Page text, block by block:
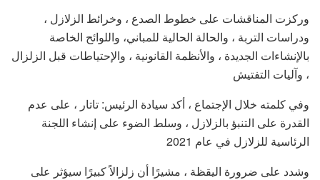
وركزت المناقشات على خطوط الصدع ، وخرائط الزلازل ،
ودراسات التربة ، والحالة الحالية للمباني، واللوائح الخاصة
بالإنشاءات الجديدة ، والأنظمة القانونية ، والإحتياطات قبل الزلزال
، وآليات التفتيش
وفي كلمته خلال الإجتماع ، أكد سيادة الرئيس: تاتار ، على عدم
القدرة على التنبؤ بالزلازل ، وسلط الضوء على إنشاء اللجنة
الرئاسية للزلازل في عام 2021
وشدد على ضرورة اليقظة ، مشيرًا أن زلزالاً كبيرًا سيؤثر على